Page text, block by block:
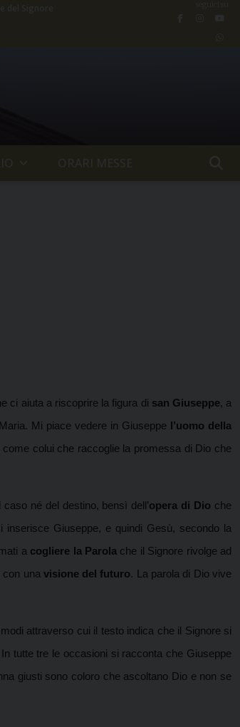
Signore
ORARI MESSE
ci aiuta a riscoprire la figura di san Giuseppe, a
Mi piace vedere in Giuseppe
l’uomo della
come colui che raccoglie la promessa di Dio che
né del destino, bensì dell’opera di Dio che
Giuseppe, e quindi Gesù, secondo la
a cogliere la Parolache il Signore rivolge ad
con una visione del futuro. La parola di Dio vive
attraverso cui il testo indica che il Signore si
tutte tre le occasioni si racconta che Giuseppe
giusti sono coloro che ascoltano Dio e non se